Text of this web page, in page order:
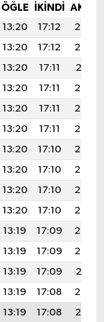
ÖĞLE İKINDI
13:20 17:12
20:33
13:20 17:12
20:32
13:20 17:11
20:31
13:20 17:11
20:30
13:20 17:11
20:29
13:20 17:11
20:28
13:20 17:10
20:27
13:20 17:10
20:27
13:20 17:10
20:26
13:20 17:10
20:24
13:19 17:09
20:23
13:19 17:09
20:22
13:19 17:09
20:21
13:19 17:08
20:20
13:19 17:08
20:19